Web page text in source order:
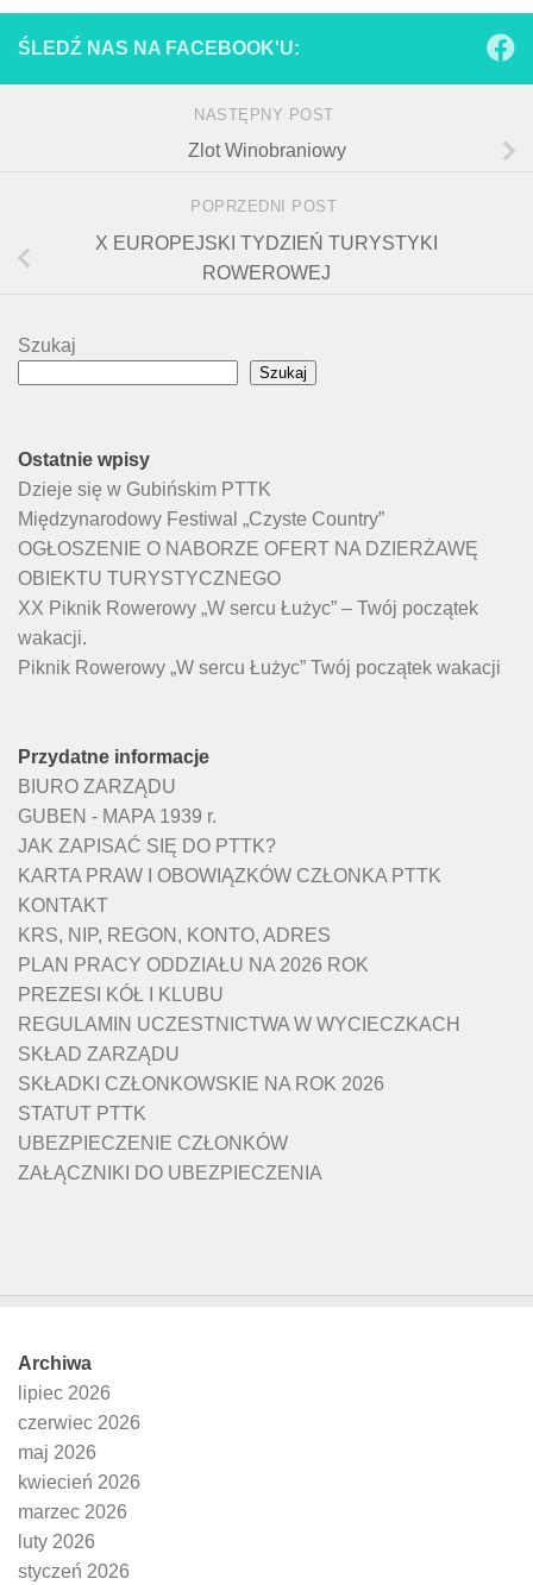
ŚLEDŹ NAS NA FACEBOOK'U:
NASTĘPNY POST
Zlot Winobraniowy
POPRZEDNI POST
X EUROPEJSKI TYDZIEŃ TURYSTYKI
ROWEROWEJ
Szukaj
Szukaj
Ostatnie wpisy
Dzieje się w Gubińskim PTTK
Międzynarodowy Festiwal „Czyste Country”
OGŁOSZENIE O NABORZE OFERT NA DZIERŻAWĘ
OBIEKTU TURYSTYCZNEGO
XX Piknik Rowerowy „W sercu Łużyc” – Twój początek
wakacji.
Piknik Rowerowy „W sercu Łużyc” Twój początek wakacji
Przydatne informacje
BIURO ZARZĄDU
GUBEN - MAPA 1939 r.
JAK ZAPISAĆ SIĘ DO PTTK?
KARTA PRAW I OBOWIĄZKÓW CZŁONKA PTTK
KONTAKT
KRS, NIP, REGON, KONTO, ADRES
PLAN PRACY ODDZIAŁU NA 2026 ROK
PREZESI KÓŁ I KLUBU
REGULAMIN UCZESTNICTWA W WYCIECZKACH
SKŁAD ZARZĄDU
SKŁADKI CZŁONKOWSKIE NA ROK 2026
STATUT PTTK
UBEZPIECZENIE CZŁONKÓW
ZAŁĄCZNIKI DO UBEZPIECZENIA
Archiwa
lipiec 2026
czerwiec 2026
maj 2026
kwiecień 2026
marzec 2026
luty 2026
styczeń 2026